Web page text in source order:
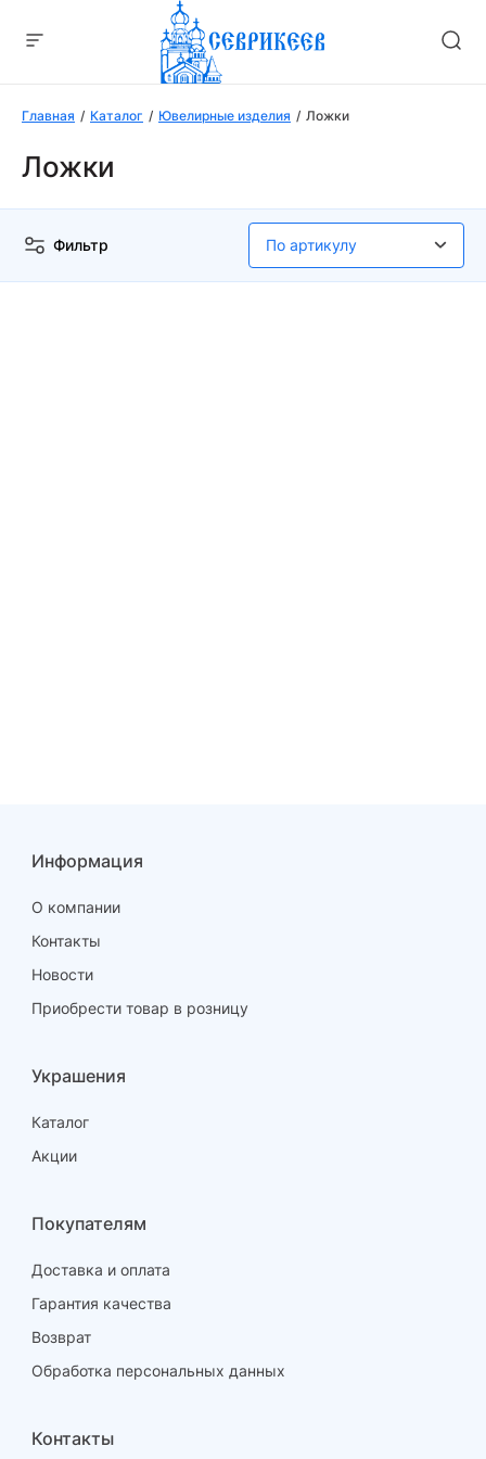
Главная Каталог Ювелирные изделия Ложки
Ложки
Фильтр
Информация
О компании
Контакты
Новости
Приобрести товар в розницу
Украшения
Каталог
Акции
Покупателям
Доставка и оплата
Гарантия качества
Возврат
Обработка персональных данных
Контакты